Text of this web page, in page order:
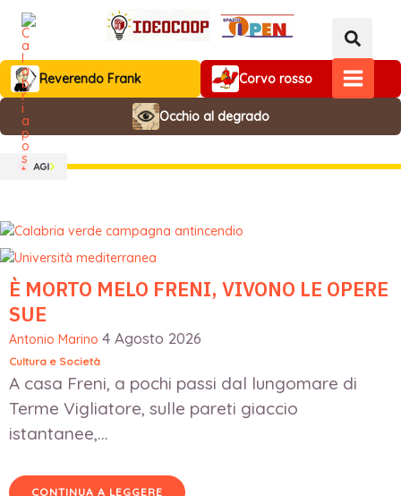
contenuto
MAIN
Reverendo Frank Corvo rosso
Occhio al degrado
È MORTO MELO FRENI, VIVONO LE OPERE
SUE
Antonio Marino 4 Agosto 2026
Cultura e Società
A casa Freni, a pochi passi dal lungomare di
Terme Vigliatore, sulle pareti giaccio
istantanee,...
CONTINUA A LEGGERE